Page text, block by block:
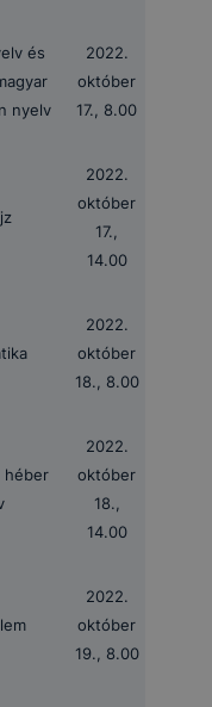
és
nyelv
2022.
október
17., 8.00
2022.
október
17.,
14.00
2022.
október
18., 8.00
héber
2022.
október
18.,
14.00
2022.
október
19., 8.00